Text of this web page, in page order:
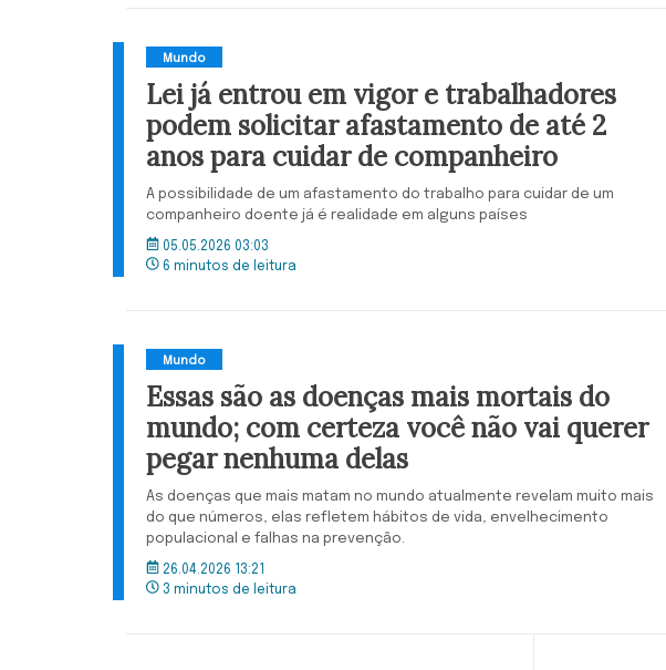
Mundo
Lei já entrou em vigor e trabalhadores
podem solicitar afastamento de até 2
anos para cuidar de companheiro
A possibilidade de um afastamento do trabalho para cuidar de um
companheiro doente já é realidade em alguns países
05.05.2026 03:03
6 minutos de leitura
Mundo
Essas são as doenças mais mortais do
mundo; com certeza você não vai querer
pegar nenhuma delas
As doenças que mais matam no mundo atualmente revelam muito mais
do que números, elas refletem hábitos de vida, envelhecimento
populacional e falhas na prevenção.
26.04.2026 13:21
3 minutos de leitura